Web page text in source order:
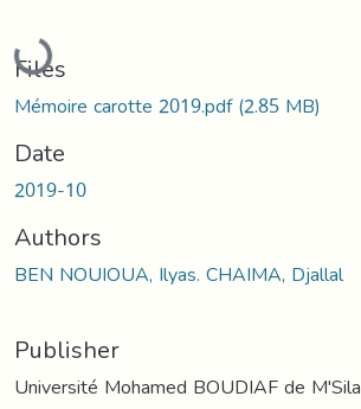
Loading...
Files
Mémoire carotte 2019.pdf(2.85 MB)
Date
2019-10
Authors
BEN NOUIOUA, Ilyas. CHAIMA, Djallal
Publisher
Université Mohamed BOUDIAF de M'Sila